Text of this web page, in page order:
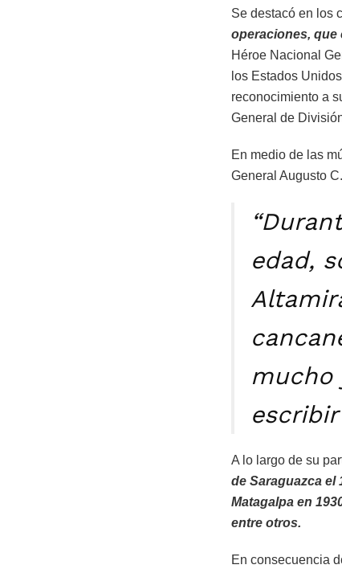
Se destacó en los
operaciones, que
Héroe Nacional
los Estados
reconocimiento a
General de
En medio de las
General Augusto
edad,
mucho
A lo largo de su
de Saraguazca el
Matagalpa en
entre otros.
En consecuencia